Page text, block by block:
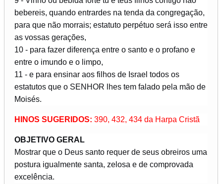
bebereis, quando entrardes na tenda da congregação,
para que não morrais; estatuto perpétuo será isso entre
as vossas gerações,
10 - para fazer diferença entre o santo e o profano e
entre o imundo e o limpo,
11 - e para ensinar aos filhos de Israel todos os
estatutos que o SENHOR lhes tem falado pela mão de
Moisés.
HINOS SUGERIDOS: 390, 432, 434 da Harpa Cristã
OBJETIVO GERAL
Mostrar que o Deus santo requer de seus obreiros uma
postura igualmente santa, zelosa e de comprovada
excelência.